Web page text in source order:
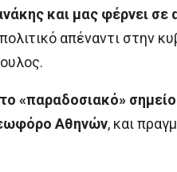
και μας φέρνει σε
απέναντι στην
«παραδοσιακό»
Αθηνών, και